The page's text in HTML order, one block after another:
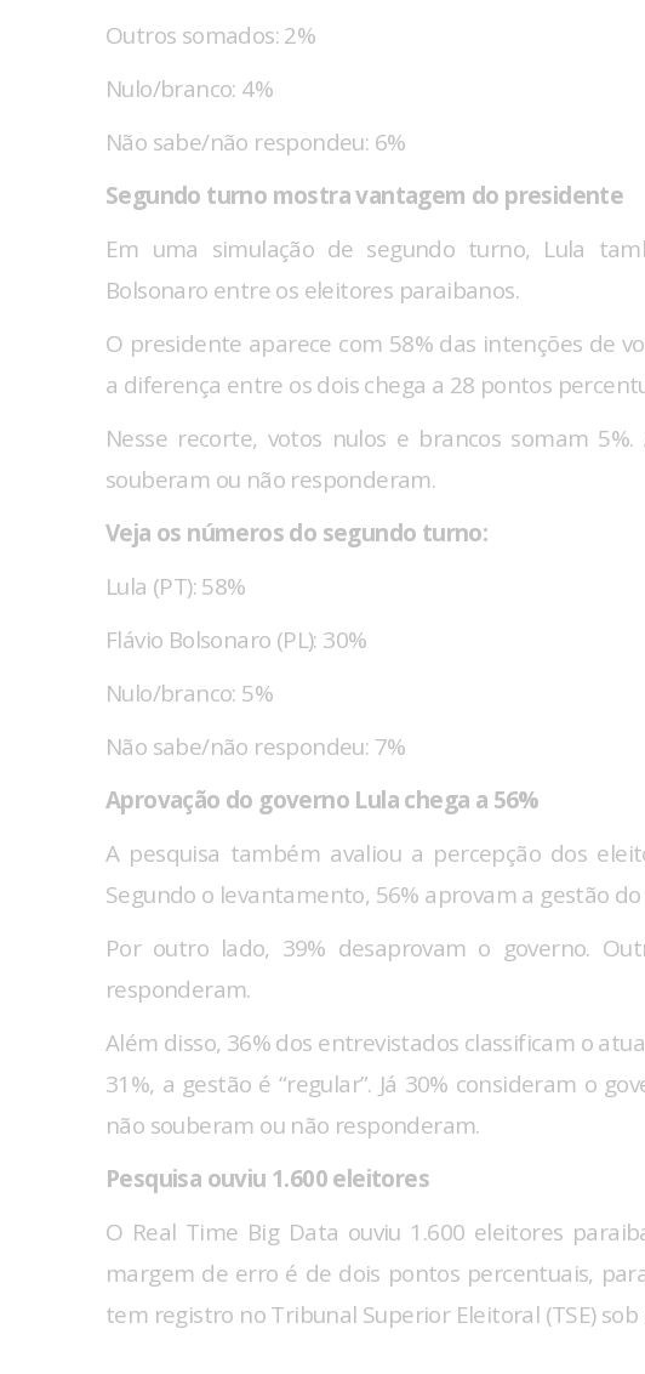
Outros somados: 2%
Nulo/branco: 4%
Não sabe/não respondeu: 6%
Segundo turno mostra vantagem do presidente
Em uma simulação de segundo turno, Lula
Bolsonaro entre os eleitores paraibanos.
O presidente aparece com 58% das intenções de
a diferença entre os dois chega a 28 pontos
Nesse recorte, votos nulos e brancos somam
souberam ou não responderam.
Veja os números do segundo turno:
Lula (PT): 58%
Flávio Bolsonaro (PL): 30%
Nulo/branco: 5%
Não sabe/não respondeu: 7%
Aprovação do governo Lula chega a 56%
A pesquisa também avaliou a percepção dos
Segundo o levantamento, 56% aprovam a gestão
Por outro lado, 39% desaprovam o governo.
responderam.
Além disso, 36% dos entrevistados classificam o
31%, a gestão é “regular”. Já 30% consideram o
não souberam ou não responderam.
Pesquisa ouviu 1.600 eleitores
O Real Time Big Data ouviu 1.600 eleitores
margem de erro é de dois pontos percentuais,
tem registro no Tribunal Superior Eleitoral (TSE) sob